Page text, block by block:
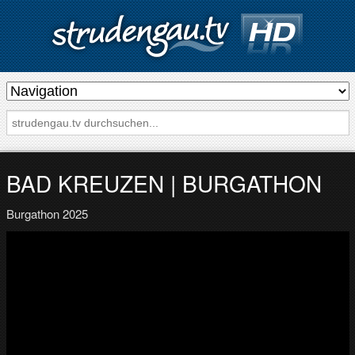
s
t
r
u
d
e
n
BAD KREUZEN | BURGATHON
Burgathon 2025